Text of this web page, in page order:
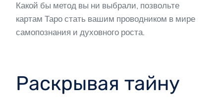
Какой бы метод вы ни выбрали, позвольте
картам Таро стать вашим проводником в мире
самопознания и духовного роста.
Раскрывая тайну